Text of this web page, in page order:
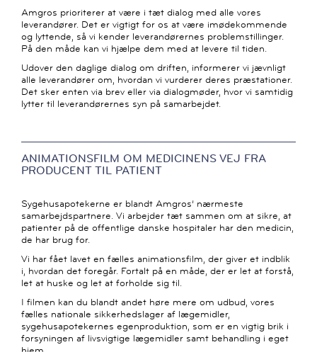
Amgros prioriterer at være i tæt dialog med alle vores
leverandører. Det er vigtigt for os at være imødekommende
og lyttende, så vi kender leverandørernes problemstillinger.
På den måde kan vi hjælpe dem med at levere til tiden.
Udover den daglige dialog om driften, informerer vi jævnligt
alle leverandører om, hvordan vi vurderer deres præstationer.
Det sker enten via brev eller via dialogmøder, hvor vi samtidig
lytter til leverandørernes syn på samarbejdet.
ANIMATIONSFILM OM MEDICINENS VEJ FRA
PRODUCENT TIL PATIENT
Sygehusapotekerne er blandt Amgros’ nærmeste
samarbejdspartnere. Vi arbejder tæt sammen om at sikre, at
patienter på de offentlige danske hospitaler har den medicin,
de har brug for.
Vi har fået lavet en fælles animationsfilm, der giver et indblik
i, hvordan det foregår. Fortalt på en måde, der er let at forstå,
let at huske og let at forholde sig til.
I filmen kan du blandt andet høre mere om udbud, vores
fælles nationale sikkerhedslager af lægemidler,
sygehusapotekernes egenproduktion, som er en vigtig brik i
forsyningen af livsvigtige lægemidler samt behandling i eget